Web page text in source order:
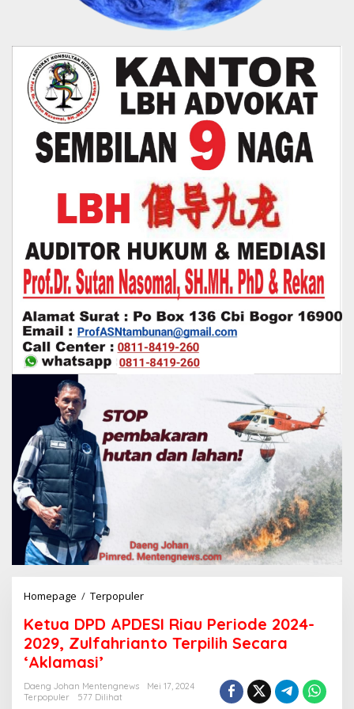
Homepage / Terpopuler
t
u
a
P
Ketua DPD APDESI Riau Periode 2024-
2029, Zulfahrianto Terpilih Secara
‘Aklamasi’
Daeng Johan Mentengnews
Mei 17, 2024
Terpopuler
577 Dilihat